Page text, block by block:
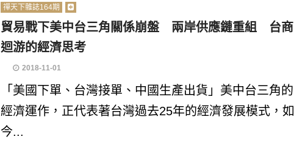
禪天下雜誌164期
貿易戰下美中台三角關係崩盤 兩岸供應鏈重組 台商
迴游的經濟思考
2018-11-01
「美國下單、台灣接單、中國生產出貨」美中台三角的
經濟運作，正代表著台灣過去25年的經濟發展模式，如
今...